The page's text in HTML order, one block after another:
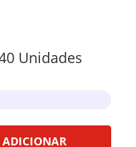
Unidades
ADICIONAR